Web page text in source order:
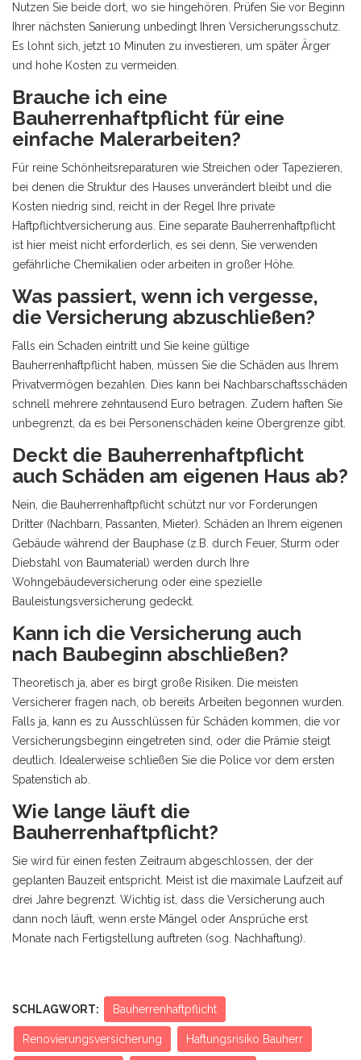
Nutzen Sie beide dort, wo sie hingehören. Prüfen Sie vor Beginn
Ihrer nächsten Sanierung unbedingt Ihren Versicherungsschutz.
Es lohnt sich, jetzt 10 Minuten zu investieren, um später Ärger
und hohe Kosten zu vermeiden.
Brauche ich eine
Bauherrenhaftpflicht für eine
einfache Malerarbeiten?
Für reine Schönheitsreparaturen wie Streichen oder Tapezieren,
bei denen die Struktur des Hauses unverändert bleibt und die
Kosten niedrig sind, reicht in der Regel Ihre private
Haftpflichtversicherung aus. Eine separate Bauherrenhaftpflicht
ist hier meist nicht erforderlich, es sei denn, Sie verwenden
gefährliche Chemikalien oder arbeiten in großer Höhe.
Was passiert, wenn ich vergesse,
die Versicherung abzuschließen?
Falls ein Schaden eintritt und Sie keine gültige
Bauherrenhaftpflicht haben, müssen Sie die Schäden aus Ihrem
Privatvermögen bezahlen. Dies kann bei Nachbarschaftsschäden
schnell mehrere zehntausend Euro betragen. Zudem haften Sie
unbegrenzt, da es bei Personenschäden keine Obergrenze gibt.
Deckt die Bauherrenhaftpflicht
auch Schäden am eigenen Haus ab?
Nein, die Bauherrenhaftpflicht schützt nur vor Forderungen
Dritter (Nachbarn, Passanten, Mieter). Schäden an Ihrem eigenen
Gebäude während der Bauphase (z.B. durch Feuer, Sturm oder
Diebstahl von Baumaterial) werden durch Ihre
Wohngebäudeversicherung oder eine spezielle
Bauleistungsversicherung gedeckt.
Kann ich die Versicherung auch
nach Baubeginn abschließen?
Theoretisch ja, aber es birgt große Risiken. Die meisten
Versicherer fragen nach, ob bereits Arbeiten begonnen wurden.
Falls ja, kann es zu Ausschlüssen für Schäden kommen, die vor
Versicherungsbeginn eingetreten sind, oder die Prämie steigt
deutlich. Idealerweise schließen Sie die Police vor dem ersten
Spatenstich ab.
Wie lange läuft die
Bauherrenhaftpflicht?
Sie wird für einen festen Zeitraum abgeschlossen, der der
geplanten Bauzeit entspricht. Meist ist die maximale Laufzeit auf
drei Jahre begrenzt. Wichtig ist, dass die Versicherung auch
dann noch läuft, wenn erste Mängel oder Ansprüche erst
Monate nach Fertigstellung auftreten (sog. Nachhaftung).
SCHLAGWORT: Bauherrenhaftpflicht
Renovierungsversicherung Haftungsrisiko Bauherr